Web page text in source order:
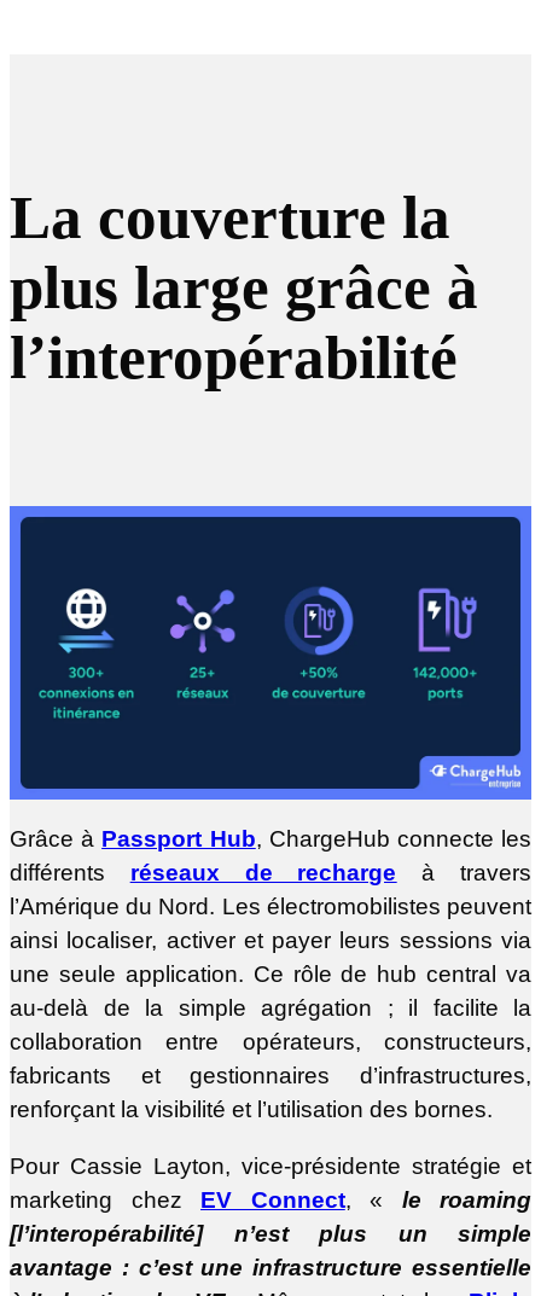
La couverture la
plus large grâce à
l’interopérabilité
Grâce à Passport Hub, ChargeHub connecte les
différents réseaux de recharge à travers
l’Amérique du Nord. Les électromobilistes peuvent
ainsi localiser, activer et payer leurs sessions via
une seule application. Ce rôle de hub central va
au-delà de la simple agrégation ; il facilite la
collaboration entre opérateurs, constructeurs,
fabricants et gestionnaires d’infrastructures,
renforçant la visibilité et l’utilisation des bornes.
Pour Cassie Layton, vice-présidente stratégie et
marketing chez EV Connect, « le roaming
[l’interopérabilité] n’est plus un simple
avantage : c’est une infrastructure essentielle